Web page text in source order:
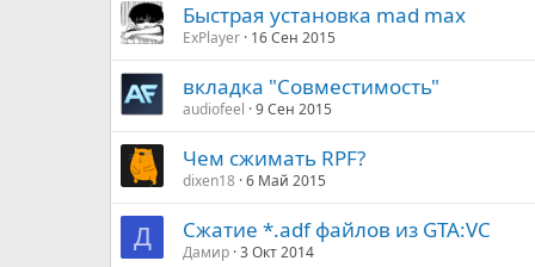
Быстрая установка mad max
ExPlayer 16 Сен 2015
вкладка "Совместимость"
audiofeel 9 Сен 2015
Чем сжимать RPF?
dixen18 6 Май 2015
Д Сжатие *.adf файлов из GTA:VC
Дамир 3 Окт 2014